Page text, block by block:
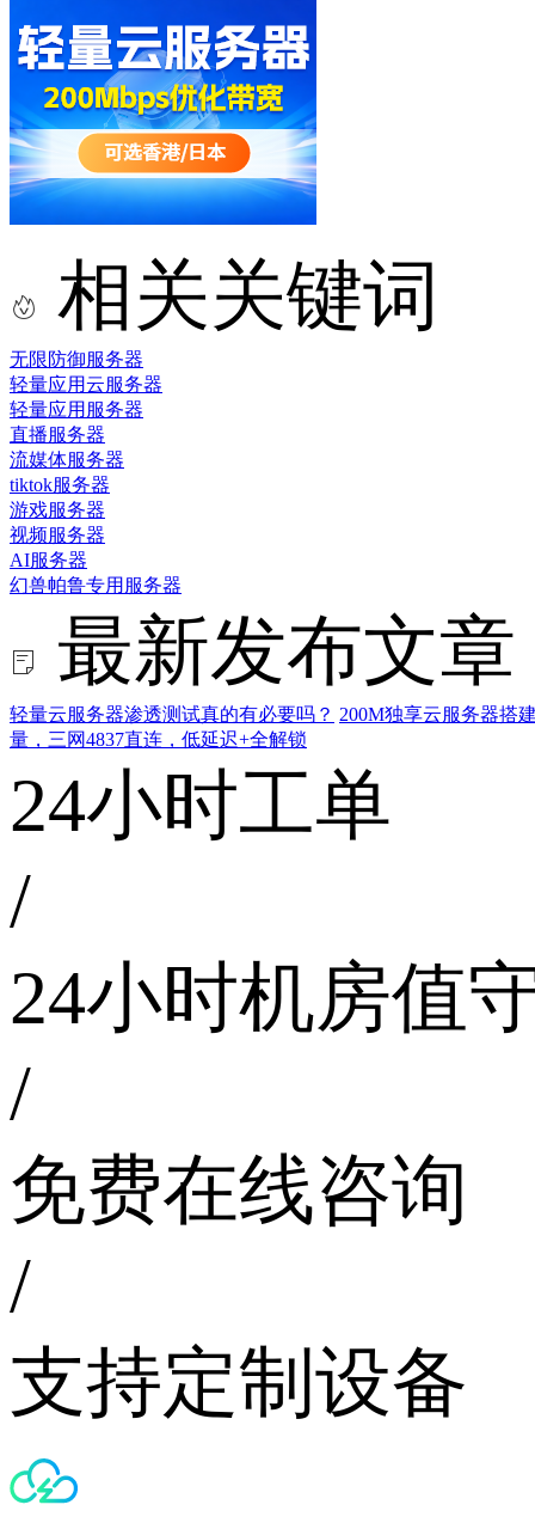
相关关键词
无限防御服务器
轻量应用云服务器
轻量应用服务器
直播服务器
流媒体服务器
tiktok服务器
游戏服务器
视频服务器
AI服务器
幻兽帕鲁专用服务器
最新发布文章
轻量云服务器渗透测试真的有必要吗？ 200M独享云服务器搭
量，三网4837直连，低延迟+全解锁
24小时工单
/
24小时机房值
/
免费在线咨询
/
支持定制设备